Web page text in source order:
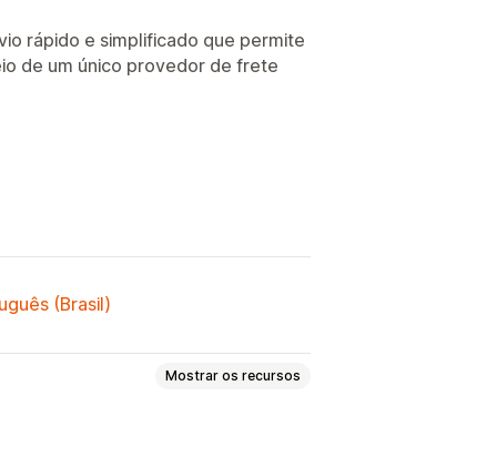
rápido e simplificado que permite
de um único provedor de frete
(Brasil)
Mostrar os recursos